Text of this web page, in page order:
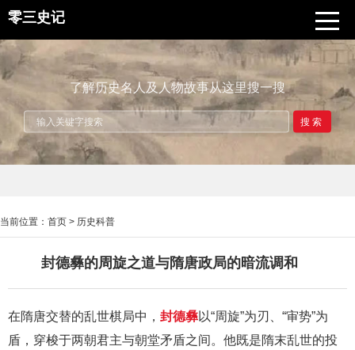
零三史记
了解历史名人及人物故事从这里搜一搜
搜索
当前位置： 首页 > 历史科普
封德彝的周旋之道与隋唐政局的暗流调和
在隋唐交替的乱世棋局中， 封德彝以“周旋”为刃、“审势”为
盾，穿梭于两朝君主与朝堂矛盾之间。他既是隋末乱世的投